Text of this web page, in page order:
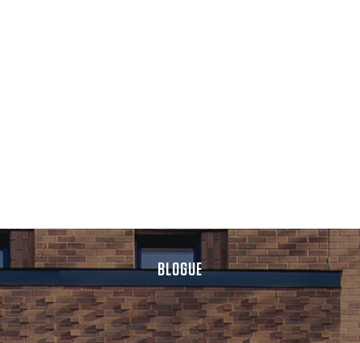
BLOGUE